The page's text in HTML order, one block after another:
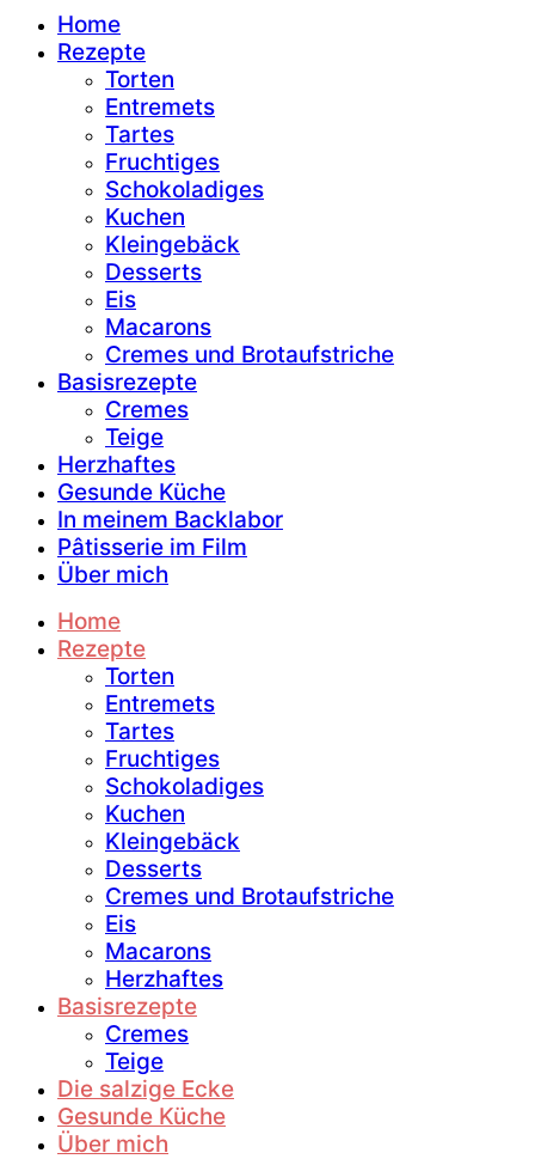
Home
Rezepte
Torten
Entremets
Tartes
Fruchtiges
Schokoladiges
Kuchen
Kleingebäck
Desserts
Eis
Macarons
Cremes und Brotaufstriche
Basisrezepte
Cremes
Teige
Herzhaftes
Gesunde Küche
In meinem Backlabor
Pâtisserie im Film
Über mich
Home
Rezepte
Torten
Entremets
Tartes
Fruchtiges
Schokoladiges
Kuchen
Kleingebäck
Desserts
Cremes und Brotaufstriche
Eis
Macarons
Herzhaftes
Basisrezepte
Cremes
Teige
Die salzige Ecke
Gesunde Küche
Über mich